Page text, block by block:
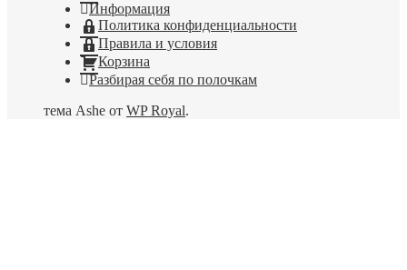
Информация
Политика конфиденциальности
Правила и условия
Корзина
Разбирая себя по полочкам
тема Ashe от WP Royal.